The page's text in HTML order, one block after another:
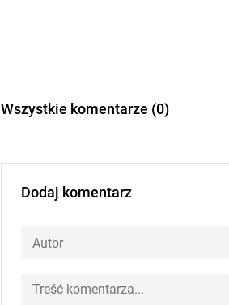
Wszystkie komentarze (0)
Dodaj komentarz